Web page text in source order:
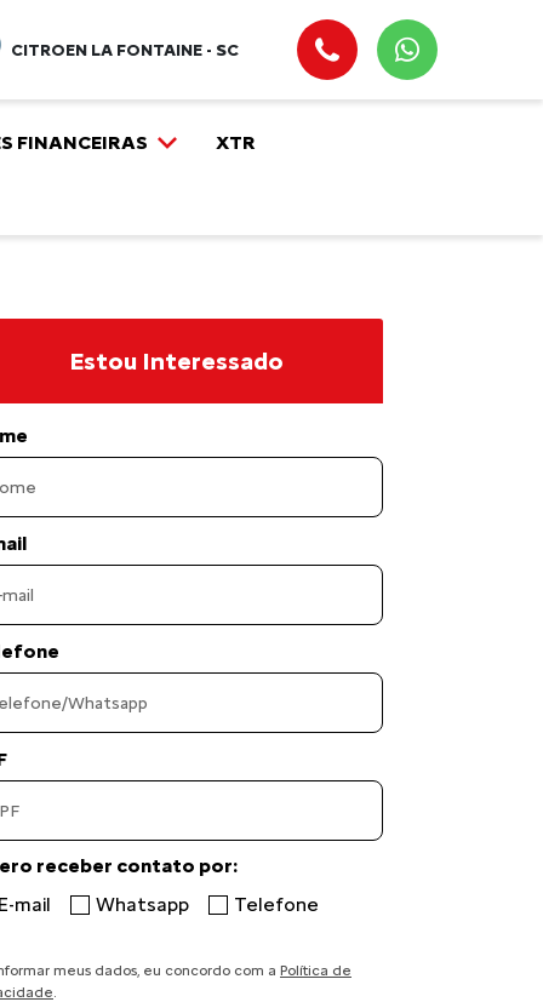
CITROEN LA FONTAINE - SC
FINANCEIRAS XTR
Estou Interessado
receber contato por:
E-mail
Whatsapp Telefone
meus dados, eu concordo com a Política de
.